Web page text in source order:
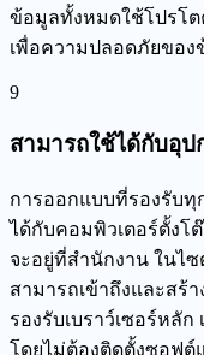
ข้อมูลทั้งหมดใช้โปรโต
เพื่อความปลอดภัยของ
9
สามารถใช้ได้กับอุป
การออกแบบที่รองรับ
ได้กับคอมพิวเตอร์ตั้งโ
จะอยู่ที่สำนักงาน ในไ
สามารถเข้าถึงและสร้
รองรับเบราว์เซอร์หลัก
โดยไม่ต้องติดตั้งซอฟต์